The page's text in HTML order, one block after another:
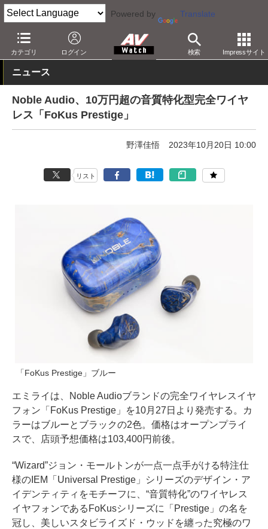
Powered by Translate
カテゴリ ログイン 検索 Impressサイト
AV Watch 製品 ヘッドフォン その他
ニュース
Noble Audio、10万円超の音質特化型完全ワイヤ
レス「FoKus Prestige」
野澤佳悟 2023年10月20日 10:00
リスト
「FoKus Prestige」ブルー
エミライは、Noble Audioブランドの完全ワイヤレスイヤ
フォン「FoKus Prestige」を10月27日より発売する。カ
ラーはブルーとブラックの2色。価格はオープンプライ
スで、店頭予想価格は103,400円前後。
“Wizard”ジョン・モールトンが一点一点手がける特注仕
様のIEM「Universal Prestige」シリーズのデザイン・ア
イデンティティをモチーフに、“音質特化”のワイヤレス
イヤフォンであるFoKusシリーズに「Prestige」の名を
冠し、美しいスタビライズド・ウッドを纏った究極のワ